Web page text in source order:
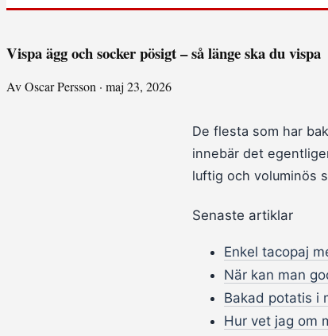
Vispa ägg och socker pösigt – så länge ska du vispa
Av Oscar Persson · maj 23, 2026
De flesta som har
innebär det
luftig och voluminös
Senaste artiklar
Enkel tacopaj
När kan man
Bakad potatis i
Hur vet jag om